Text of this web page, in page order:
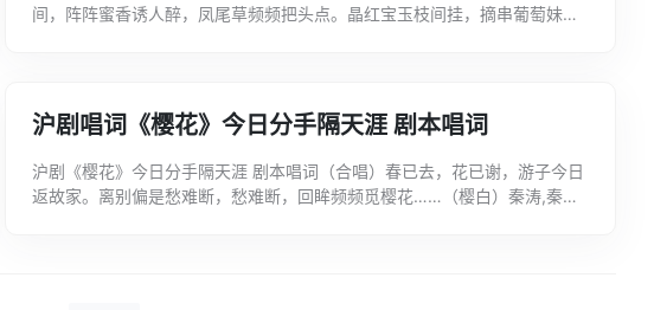
间，阵阵蜜香诱人醉，凤尾草频频把头点。晶红宝玉枝间挂，摘串葡萄妹尝
沪剧唱词《樱花》今日分手隔天涯 剧本唱词
沪剧《樱花》今日分手隔天涯 剧本唱词（合唱）春已去，花已谢，游子今日
返故家。离别偏是愁难断，愁难断，回眸频频觅樱花……（樱白）秦涛,秦